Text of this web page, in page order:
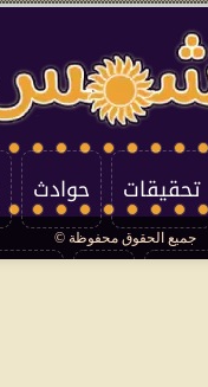
تحقيقات حوادث
جميع الحقوق محفوظة ©